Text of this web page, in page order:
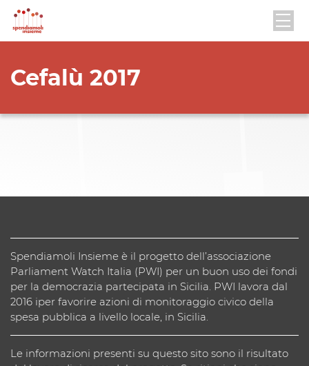
Cefalù 2017
Spendiamoli Insieme è il progetto dell’associazione
Parliament Watch Italia (PWI) per un buon uso dei fondi
per la democrazia partecipata in Sicilia. PWI lavora dal
2016 iper favorire azioni di monitoraggio civico della
spesa pubblica a livello locale, in Sicilia.
Le informazioni presenti su questo sito sono il risultato